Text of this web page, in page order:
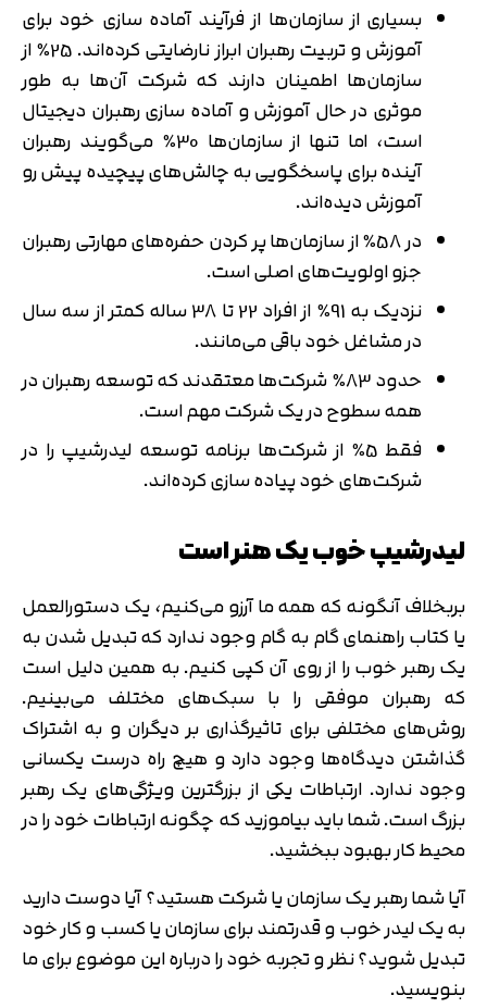
بسیاری از سازمان‌ها از فرآیند آماده سازی خود برای
آموزش و تربیت رهبران ابراز نارضایتی کرده‌اند. 25٪ از
سازمان‌ها اطمینان دارند که شرکت آن‌ها به طور
موثری در حال آموزش و آماده سازی رهبران دیجیتال
است، اما تنها از سازمان‌ها 30٪ می‌گویند رهبران
آینده برای پاسخگویی به چالش‌های پیچیده پیش رو
آموزش دیده‌اند.
در 58٪ از سازمان‌ها پر کردن حفره‌های مهارتی رهبران
جزو اولویت‌های اصلی است.
نزدیک به 91٪ از افراد 22 تا 38 ساله کمتر از سه سال
در مشاغل خود باقی می‌مانند.
حدود 83٪ شرکت‌ها معتقدند که توسعه رهبران در
همه سطوح در یک شرکت مهم است.
فقط 5٪ از شرکت‌ها برنامه توسعه لیدرشیپ را در
شرکت‌های خود پیاده سازی کرده‌اند.
لیدرشیپ خوب یک هنر است
بربخلاف آنگونه که همه ما آرزو می‌کنیم، یک دستورالعمل
یا کتاب راهنمای گام به گام وجود ندارد که تبدیل شدن به
یک رهبر خوب را از روی آن کپی کنیم. به همین دلیل است
که رهبران موفقی را با سبک‌های مختلف می‌بینیم.
روش‌های مختلفی برای تاثیرگذاری بر دیگران و به اشتراک
گذاشتن دیدگاه‌ها وجود دارد و هیچ راه درست یکسانی
وجود ندارد. ارتباطات یکی از بزرگترین ویژگی‌های یک رهبر
بزرگ است. شما باید بیاموزید که چگونه ارتباطات خود را در
محیط کار بهبود ببخشید.
آیا شما رهبر یک سازمان یا شرکت هستید؟ آیا دوست دارید
به یک لیدر خوب و قدرتمند برای سازمان یا کسب و کار خود
تبدیل شوید؟ نظر و تجربه خود را درباره این موضوع برای ما
بنویسید.